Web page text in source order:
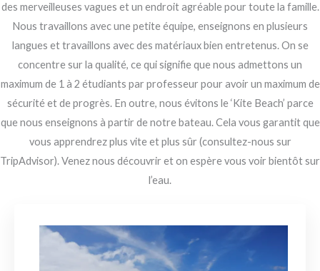
des merveilleuses vagues et un endroit agréable pour toute la famille.
Nous travaillons avec une petite équipe, enseignons en plusieurs
langues et travaillons avec des matériaux bien entretenus. On se
concentre sur la qualité, ce qui signifie que nous admettons un
maximum de 1 à 2 étudiants par professeur pour avoir un maximum de
sécurité et de progrès. En outre, nous évitons le ‘Kite Beach’ parce
que nous enseignons à partir de notre bateau. Cela vous garantit que
vous apprendrez plus vite et plus sûr (consultez-nous sur
TripAdvisor). Venez nous découvrir et on espère vous voir bientôt sur
l’eau.